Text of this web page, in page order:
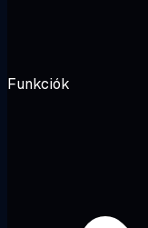
Funkciók